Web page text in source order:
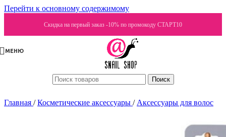
Перейти к основному содержимому
Скидка на первый заказ -10% по промокоду СТАРТ10
МЕНЮ
Поиск
Главная / Косметические аксессуары / Аксессуары для волос